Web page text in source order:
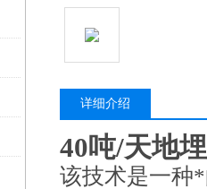
详细介绍
40吨/天地
该技术是一种